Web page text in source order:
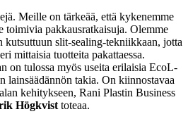
Meille on tärkeää, että kykenemme
toimivia pakkausratkaisuja. Olemme
kutsuttuun slit-sealing-tekniikkaan, jotta
mittaisia tuotteita pakattaessa.
on tulossa myös useita erilaisia EcoL-
lainsäädännön takia. On kiinnostavaa
kehitykseen, Rani Plastin Business
Högkvist toteaa.